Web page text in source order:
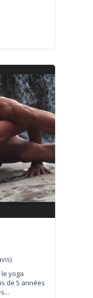
yoga
de 5 années